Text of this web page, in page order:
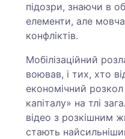
підозри, знаючи в
елементи, але
конфліктів.
Мобілізаційний
воював, і тих, хто
економічний
капіталу» на тлі
відео з розкішним
стають